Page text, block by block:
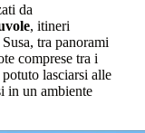
da
, itineri
tra panorami
comprese tra i
lasciarsi alle
in un ambiente